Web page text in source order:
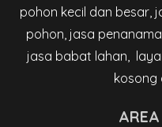
pohon kecil dan besar,
pohon, jasa
jasa babat lahan,
kosong